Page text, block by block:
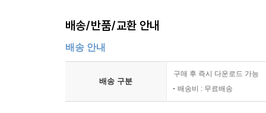
배송/반품/교환 안내
배송 안내
배송 구분
구매 후 즉시 다운로드 가능
배송비 : 무료배송